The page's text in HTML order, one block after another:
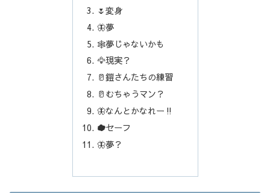
🌷変身
🦋夢
🕸️夢じゃないかも
🦅現実？
🥛鎧さんたちの練習
🥛むちゃうマン？
🦋なんとかなれー‼︎
☁️セーフ
🦋夢？